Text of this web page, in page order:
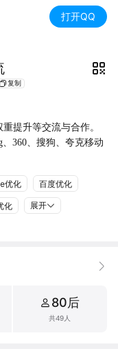
打开QQ
复制
提升等交流与合作。
360、搜狗、夸克移动
优化 百度优化
化 展开
80后
共49人